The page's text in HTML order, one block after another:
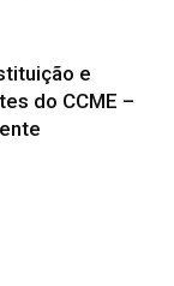
e
do CCME –